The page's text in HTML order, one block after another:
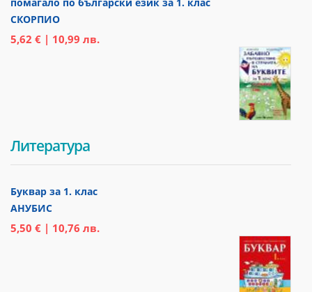
помагало по български език за 1. клас
СКОРПИО
5,62 € | 10,99 лв.
Литература
Буквар за 1. клас
АНУБИС
5,50 € | 10,76 лв.